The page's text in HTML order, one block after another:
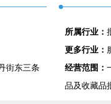
街东三条
所属行业：
更多行业：
经营范围：
品及收藏品